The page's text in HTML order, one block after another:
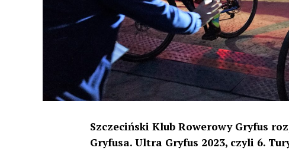
Szczeciński Klub Rowerowy Gryfus
Gryfusa. Ultra Gryfus 2023, czyli 6.